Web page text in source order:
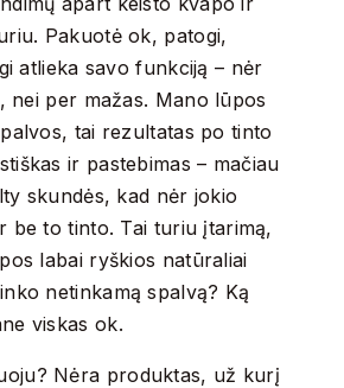
Pakuotė ok, patogi,
atlieka savo funkciją – nėr
nei per mažas. Mano lūpos
tai rezultatas po tinto
ir pastebimas – mačiau
skundės, kad nėr jokio
be to tinto. Tai turiu įtarimą,
labai ryškios natūraliai
netinkamą spalvą? Ką
viskas ok.
Nėra produktas, už kurį